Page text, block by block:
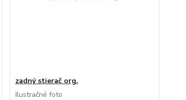
zadný stierač org.
Ilustračné foto